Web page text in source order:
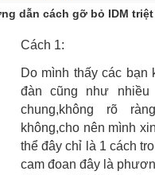
dẫn cách gỡ bỏ IDM triệt
Cách 1:
Do mình thấy các bạn
đàn cũng như
chung,không rõ
không,cho nên mình
thể đây chỉ là 1 cách
cam đoan đây là